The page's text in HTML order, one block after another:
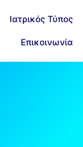
Ιατρικός Τύπος
Επικοινωνία